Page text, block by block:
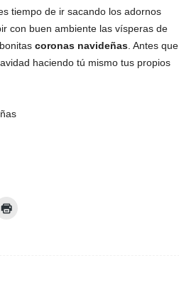
tiempo de ir sacando los adornos
con buen ambiente las vísperas de
coronas navideñas. Antes que
haciendo tú mismo tus propios